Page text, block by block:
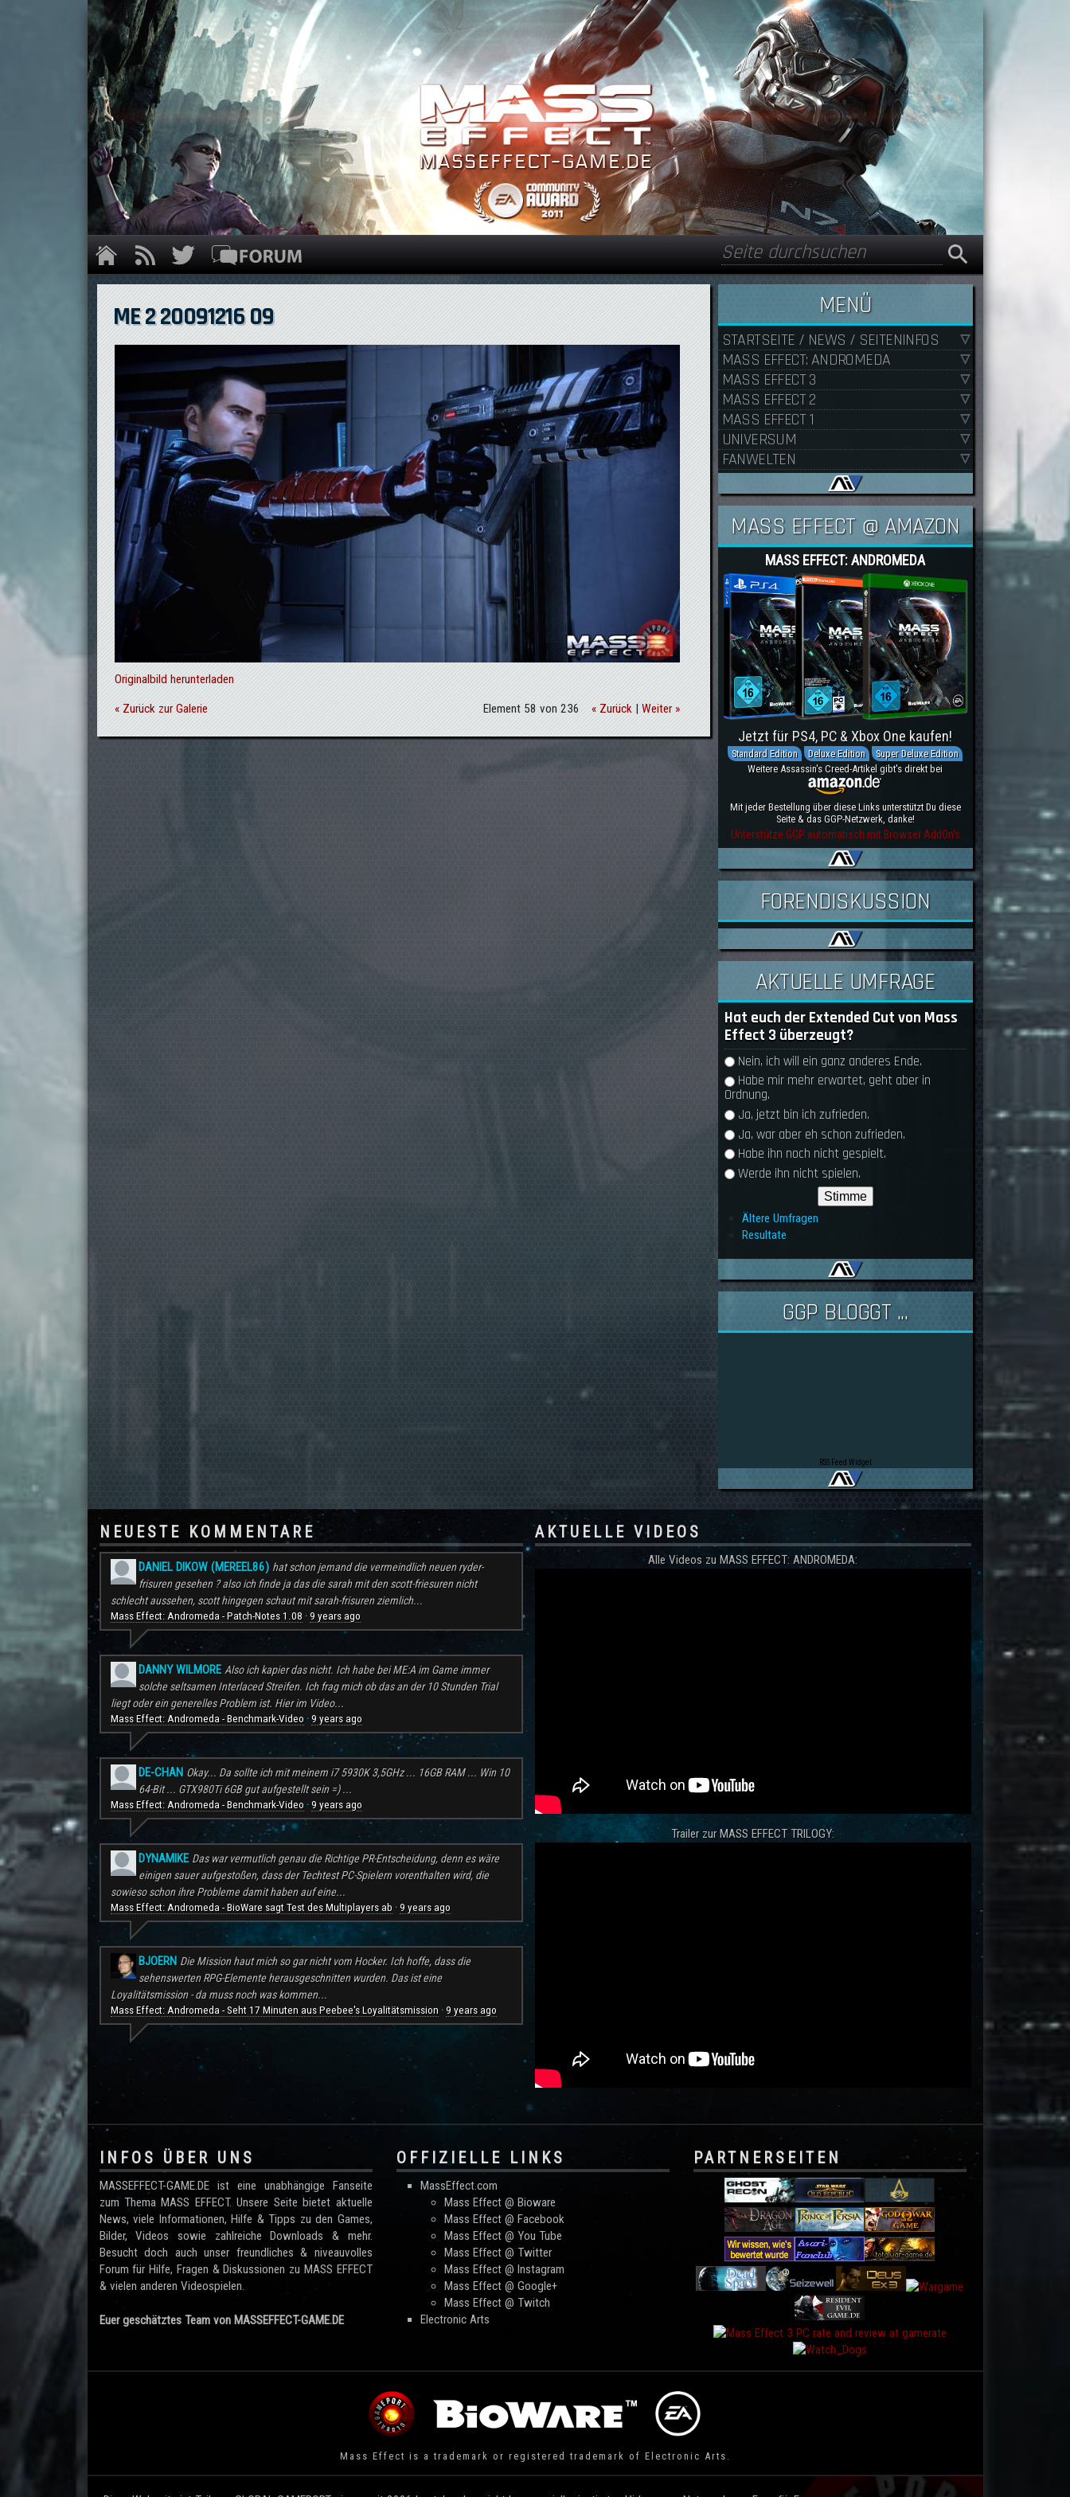
Direkt zum Inhalt
Suchformular
Suche
ME 2 20091216 09
Originalbild herunterladen
« Zurück zur Galerie Element 58 von 236 « Zurück|Weiter »
MENÜ
STARTSEITE / NEWS / SEITENINFOS
MASS EFFECT: ANDROMEDA
MASS EFFECT 3
MASS EFFECT 2
MASS EFFECT 1
UNIVERSUM
FANWELTEN
MASS EFFECT @ AMAZON
MASS EFFECT: ANDROMEDA
Jetzt für PS4, PC & Xbox One kaufen!
Standard Edition Deluxe Edition
Super Deluxe Edition
Weitere Assassin's Creed-Artikel gibt's direkt bei
Mit jeder Bestellung über diese Links unterstützt Du diese
Seite & das GGP-Netzwerk, danke!
Unterstütze GGP automatisch mit Browser AddOn's
FORENDISKUSSION
AKTUELLE UMFRAGE
Hat euch der Extended Cut von Mass
Effect 3 überzeugt?
Auswahlmöglichkeiten
Nein, ich will ein ganz anderes Ende.
Habe mir mehr erwartet, geht aber in
Ordnung.
Ja, jetzt bin ich zufrieden.
Ja, war aber eh schon zufrieden.
Habe ihn noch nicht gespielt.
Werde ihn nicht spielen.
Ältere Umfragen
Resultate
GGP BLOGGT ...
RSS Feed Widget
NEUESTE KOMMENTARE
DANIEL DIKOW (MEREEL86) hat schon jemand die vermeindlich neuen ryder-
frisuren gesehen ? also ich finde ja das die sarah mit den scott-friesuren nicht
schlecht aussehen, scott hingegen schaut mit sarah-frisuren ziemlich...
Mass Effect: Andromeda - Patch-Notes 1.08 · 9 years ago
DANNY WILMORE Also ich kapier das nicht. Ich habe bei ME:A im Game immer
solche seltsamen Interlaced Streifen. Ich frag mich ob das an der 10 Stunden Trial
liegt oder ein generelles Problem ist. Hier im Video...
Mass Effect: Andromeda - Benchmark-Video · 9 years ago
DE-CHAN Okay... Da sollte ich mit meinem i7 5930K 3,5GHz ... 16GB RAM ... Win 10
64-Bit ... GTX980Ti 6GB gut aufgestellt sein =) ...
Mass Effect: Andromeda - Benchmark-Video · 9 years ago
DYNAMIKE Das war vermutlich genau die Richtige PR-Entscheidung, denn es wäre
einigen sauer aufgestoßen, dass der Techtest PC-Spielern vorenthalten wird, die
sowieso schon ihre Probleme damit haben auf eine...
Mass Effect: Andromeda - BioWare sagt Test des Multiplayers ab · 9 years ago
BJOERN Die Mission haut mich so gar nicht vom Hocker. Ich hoffe, dass die
sehenswerten RPG-Elemente herausgeschnitten wurden. Das ist eine
Loyalitätsmission - da muss noch was kommen...
Mass Effect: Andromeda - Seht 17 Minuten aus Peebee's Loyalitätsmission · 9 years ago
AKTUELLE VIDEOS
Alle Videos zu MASS EFFECT: ANDROMEDA:
Trailer zur MASS EFFECT TRILOGY:
.
INFOS ÜBER UNS
MASSEFFECT-GAME.DE ist eine unabhängige Fanseite
zum Thema MASS EFFECT. Unsere Seite bietet aktuelle
News, viele Informationen, Hilfe & Tipps zu den Games,
Bilder, Videos sowie zahlreiche Downloads & mehr.
Besucht doch auch unser freundliches & niveauvolles
Forum für Hilfe, Fragen & Diskussionen zu MASS EFFECT
& vielen anderen Videospielen.
Euer geschätztes Team von MASSEFFECT-GAME.DE
OFFIZIELLE LINKS
MassEffect.com
Mass Effect @ Bioware
Mass Effect @ Facebook
Mass Effect @ You Tube
Mass Effect @ Twitter
Mass Effect @ Instagram
Mass Effect @ Google+
Mass Effect @ Twitch
Electronic Arts
PARTNERSEITEN
Mass Effect is a trademark or registered trademark of Electronic Arts.